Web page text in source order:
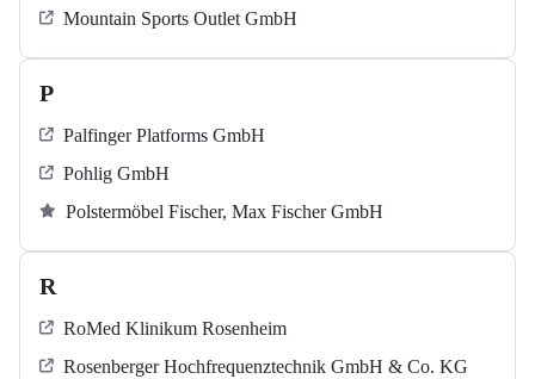
Mountain Sports Outlet GmbH
P
Palfinger Platforms GmbH
Pohlig GmbH
Polstermöbel Fischer, Max Fischer GmbH
R
RoMed Klinikum Rosenheim
Rosenberger Hochfrequenztechnik GmbH & Co. KG